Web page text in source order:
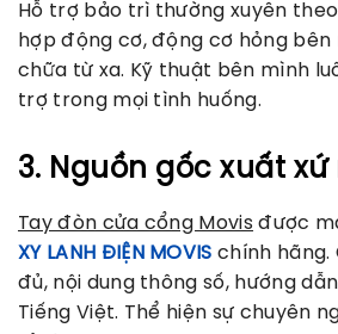
Hỗ trợ bảo trì thường xuyên
hợp động cơ, động cơ hỏng
chữa từ xa. Kỹ thuật bên mình
trợ trong mọi tình huống.
3. Nguồn gốc xuất xứ
Tay đòn cửa cổng Movis được
XY LANH ĐIỆN MOVIS chính hãng.
đủ, nội dung thông số, hướng
Tiếng Việt. Thể hiện sự chuyên